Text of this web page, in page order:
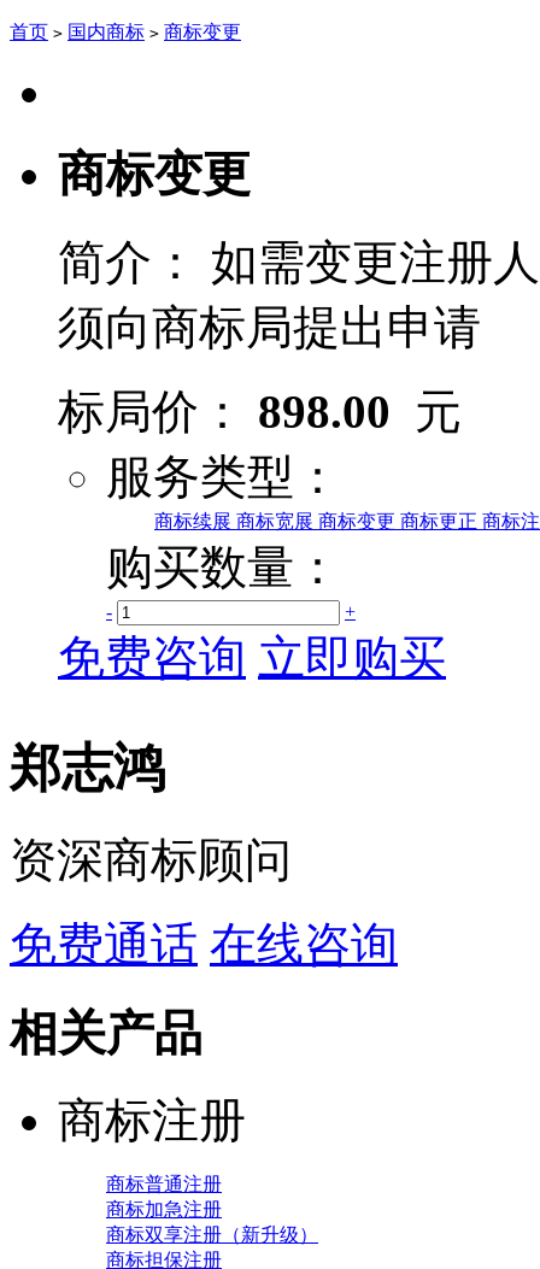
首页 > 国内商标 > 商标变更
商标变更
简介：
如需变更注册
须向商标局提出申请
标局价：
898.00 元
服务类型：
商标续展 商标宽展 商标变更 商标更正 商标
购买数量：
- +
免费咨询 立即购买
郑志鸿
资深商标顾问
免费通话 在线咨询
相关产品
商标注册
商标普通注册
商标加急注册
商标双享注册（新升级）
商标担保注册